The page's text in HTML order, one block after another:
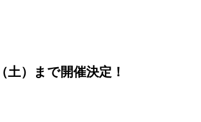
）まで開催決定！